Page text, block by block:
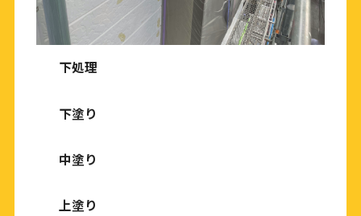
下処理
下塗り
中塗り
上塗り